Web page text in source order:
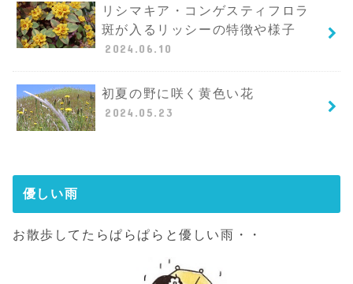
リシマキア・コンゲスティフロラ
斑が入るリッシーの特徴や様子
2024.06.10
初夏の野に咲く黄色い花
2024.05.23
優しい雨
お散歩してたらぱらぱらと優しい雨・・